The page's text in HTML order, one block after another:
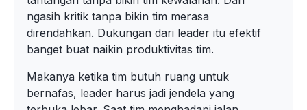
ngasih kritik tanpa bikin tim merasa
direndahkan. Dukungan dari leader itu efektif
banget buat naikin produktivitas tim.
Makanya ketika tim butuh ruang untuk
bernafas, leader harus jadi jendela yang